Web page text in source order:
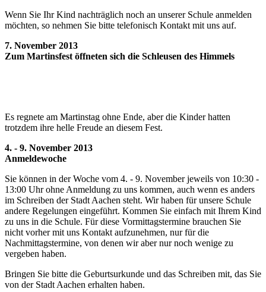
Wenn Sie Ihr Kind nachträglich noch an unserer Schule anmelden
möchten, so nehmen Sie bitte telefonisch Kontakt mit uns auf.
7. November 2013
Zum Martinsfest öffneten sich die Schleusen des Himmels
Es regnete am Martinstag ohne Ende, aber die Kinder hatten
trotzdem ihre helle Freude an diesem Fest.
4. - 9. November 2013
Anmeldewoche
Sie können in der Woche vom 4. - 9. November jeweils von 10:30 -
13:00 Uhr ohne Anmeldung zu uns kommen, auch wenn es anders
im Schreiben der Stadt Aachen steht. Wir haben für unsere Schule
andere Regelungen eingeführt. Kommen Sie einfach mit Ihrem Kind
zu uns in die Schule. Für diese Vormittagstermine brauchen Sie
nicht vorher mit uns Kontakt aufzunehmen, nur für die
Nachmittagstermine, von denen wir aber nur noch wenige zu
vergeben haben.
Bringen Sie bitte die Geburtsurkunde und das Schreiben mit, das Sie
von der Stadt Aachen erhalten haben.